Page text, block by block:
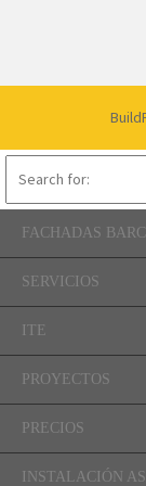
FACHADAS
SERVICIOS
ITE
PROYECTOS
PRECIOS
INSTALACIÓN